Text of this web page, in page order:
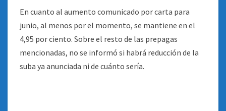
En cuanto al aumento comunicado por carta para
junio, al menos por el momento, se mantiene en el
4,95 por ciento. Sobre el resto de las prepagas
mencionadas, no se informó si habrá reducción de la
suba ya anunciada ni de cuánto sería.